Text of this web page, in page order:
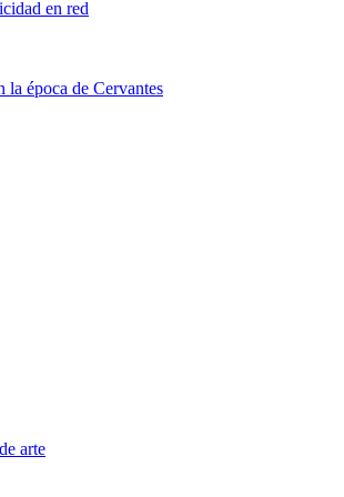
en red
época de Cervantes
arte